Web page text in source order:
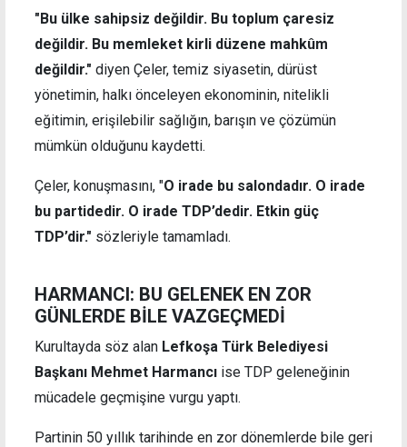
"Bu ülke sahipsiz değildir. Bu toplum çaresiz
değildir. Bu memleket kirli düzene mahkûm
değildir." diyen Çeler, temiz siyasetin, dürüst
yönetimin, halkı önceleyen ekonominin, nitelikli
eğitimin, erişilebilir sağlığın, barışın ve çözümün
mümkün olduğunu kaydetti.
Çeler, konuşmasını, "O irade bu salondadır. O irade
bu partidedir. O irade TDP’dedir. Etkin güç
TDP’dir." sözleriyle tamamladı.
HARMANCI: BU GELENEK EN ZOR
GÜNLERDE BİLE VAZGEÇMEDİ
Kurultayda söz alan Lefkoşa Türk Belediyesi
Başkanı Mehmet Harmancı ise TDP geleneğinin
mücadele geçmişine vurgu yaptı.
Partinin 50 yıllık tarihinde en zor dönemlerde bile geri